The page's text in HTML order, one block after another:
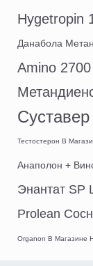
Hygetropin
Данабола
Amino
Тестостерон В
Анаполон +
Энантат SP
Prolean
Organon В Магазине